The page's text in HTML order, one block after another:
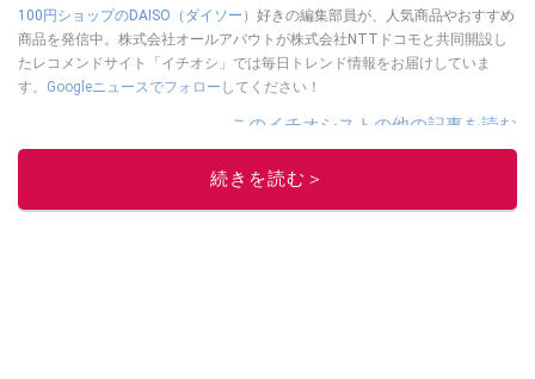
100円ショップのDAISO（ダイソー） 好きの編集部員が、人気商品やおすすめ
商品を発信中。株式会社オールアバウトが株式会社NTTドコモと共同開設し
たレコメンドサイト「イチオシ」では毎日トレンド情報をお届けしていま
す。 Googleニュースでフォロー してください！
このイチオシストの他の記事を読む
続きを読む＞